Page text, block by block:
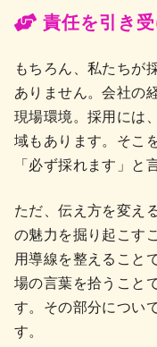
責任を引き
もちろん、私たちが
ありません。会社の
現場環境。採用には
域もあります。そこ
「必ず採れます」と
ただ、伝え方を変え
の魅力を掘り起こす
用導線を整えること
場の言葉を拾うこと
す。その部分につい
す。